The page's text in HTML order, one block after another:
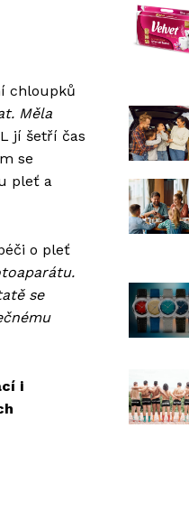
chloupků
Měla
jí šetří čas
se
pleť a
o pleť
se
i